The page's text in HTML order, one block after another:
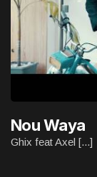
Nou Waya
Ghix feat Axel [...]